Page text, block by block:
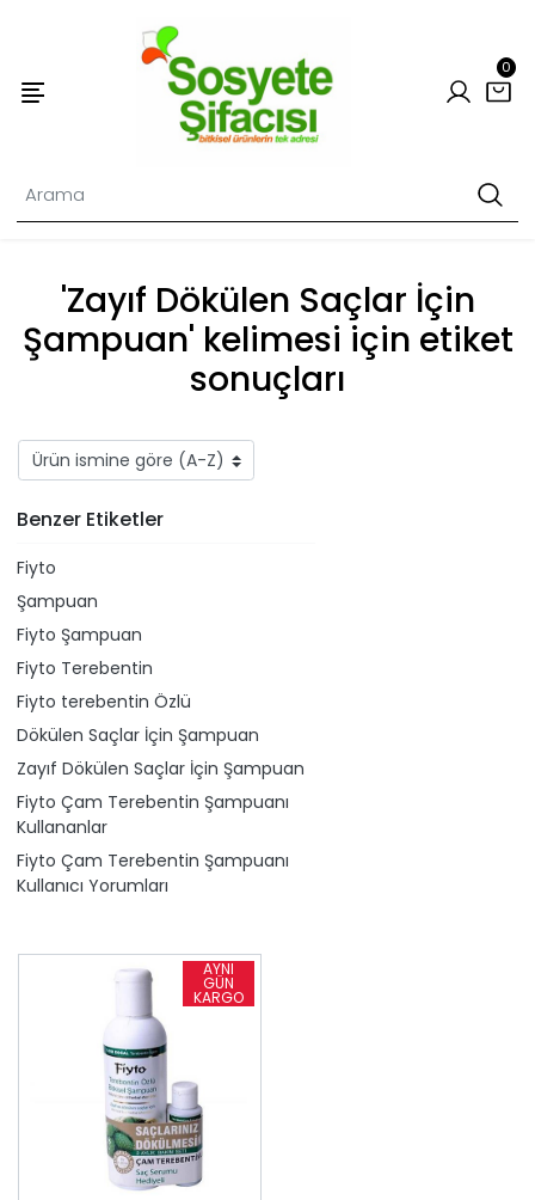
0
'Zayıf Dökülen Saçlar İçin
Şampuan' kelimesi için etiket
sonuçları
Benzer Etiketler
Fiyto
Şampuan
Fiyto Şampuan
Fiyto Terebentin
Fiyto ​terebentin Özlü
Dökülen Saçlar İçin Şampuan
Zayıf Dökülen Saçlar İçin Şampuan
Fiyto Çam Terebentin Şampuanı
Kullananlar
Fiyto Çam Terebentin Şampuanı
Kullanıcı Yorumları